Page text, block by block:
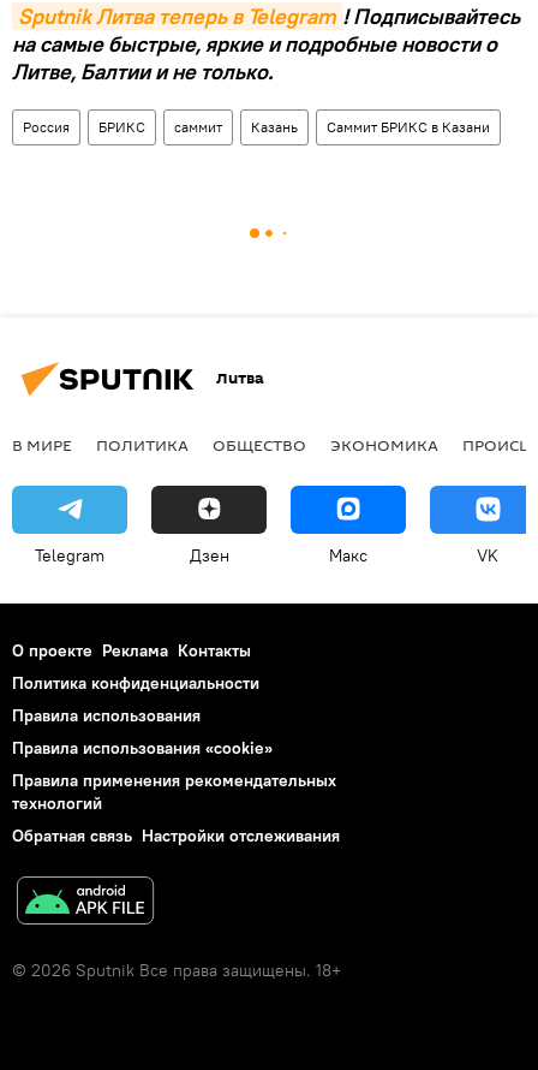
Sputnik Литва теперь в Telegram ! Подписывайтесь
на самые быстрые, яркие и подробные новости о
Литве, Балтии и не только.
Россия БРИКС саммит Казань Саммит БРИКС в Казани
Литва
В МИРЕ ПОЛИТИКА ОБЩЕСТВО ЭКОНОМИКА
Telegram Дзен Макс VK
О проекте Реклама Контакты
Политика конфиденциальности
Правила использования
Правила использования «cookie»
Правила применения рекомендательных
технологий
Обратная связь Настройки отслеживания
© 2026 Sputnik Все права защищены. 18+